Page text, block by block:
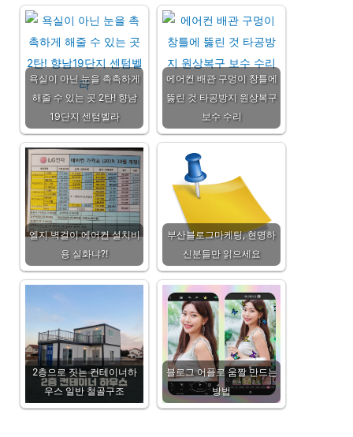
욕실이 아닌 눈을 촉촉하게
해줄 수 있는 곳 2탄! 향남
19단지 센텀벨라
에어컨 배관 구멍이 창틀에
뚫린 것 타공방지 원상복구
보수 수리
엘지 벽걸이 에어컨 설치비
용 실화냐?!
부산블로그마케팅, 현명하
신분들만 읽으세요
2층으로 짓는 컨테이너하
우스 일반 철골구조
블로그 어플로 움짤 만드는
방법